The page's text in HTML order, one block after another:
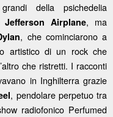
della psichedelia
Jefferson Airplane, ma
, che cominciarono a
artistico di un rock che
che ristretti. I racconti
in Inghilterra grazie
, pendolare perpetuo tra
radiofonico Perfumed